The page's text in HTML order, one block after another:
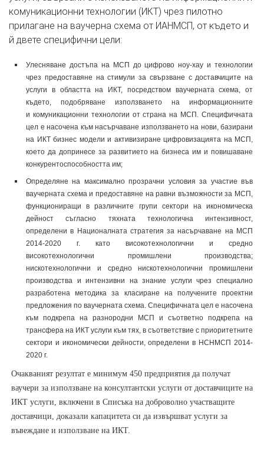
комуникационни технологии (ИКТ) чрез пилотно
прилагане на ваучерна схема от ИАНМСП, от където и
й двете специфични цели:
Улесняване достъпа на МСП до цифрово ноу-хау и технологии
чрез предоставяне на стимули за свързване с доставчиците на
услуги в областта на ИКТ, посредством ваучерната схема, от
където, подобряване използването на информационните
и комуникационни технологии от страна на МСП. Специфичната
цел е насочена към насърчаване използването на нови, базирани
на ИКТ бизнес модели и активизиране цифровизацията на МСП,
което да допринесе за развитието на бизнеса им и повишаване
конкурентоспособността им;
Определяне на максимално прозрачни условия за участие във
ваучерната схема и предоставяне на равни възможности за МСП,
функциониращи в различните групи сектори на икономическа
дейност съгласно тяхната технологична интензивност,
определени в Националната стратегия за насърчаване на МСП
2014-2020 г. като високотехнологични и средно
високотехнологични промишлени производства;
нискотехнологични и средно нискотехнологични промишлени
производства и интензивни на знание услуги чрез специално
разработена методика за класиране на получените проектни
предложения по ваучерната схема. Специфичната цел е насочена
към подкрепа на разнородни МСП и съответно подкрепа на
трансфера на ИКТ услуги към тях, в съответствие с приоритетните
сектори и икономически дейности, определени в НСНМСП 2014-
2020 г.
Очакваният резултат е минимум 450 предприятия да получат
ваучери за използване на консултантски услуги от доставчиците на
ИКТ услуги, включени в Списъка на доброволно участващите
доставчици, доказали капацитета си да извършват услуги за
въвеждане и използване на ИКТ.